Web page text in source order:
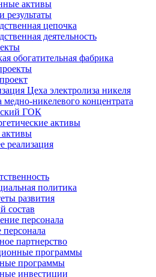
активы
результаты
цепочка
деятельность
обогатительная фабрика
Цеха электролиза никеля
медно-никелевого концентрата
ГОК
активы
реализация
политика
развития
состав
персонала
персонала
партнерство
программы
программы
инвестиции